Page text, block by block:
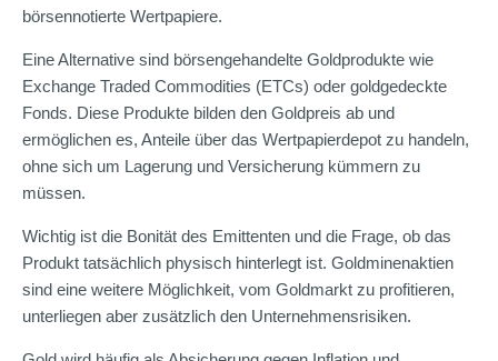
börsennotierte Wertpapiere.
Eine Alternative sind börsengehandelte Goldprodukte wie
Exchange Traded Commodities (ETCs) oder goldgedeckte
Fonds. Diese Produkte bilden den Goldpreis ab und
ermöglichen es, Anteile über das Wertpapierdepot zu handeln,
ohne sich um Lagerung und Versicherung kümmern zu
müssen.
Wichtig ist die Bonität des Emittenten und die Frage, ob das
Produkt tatsächlich physisch hinterlegt ist. Goldminenaktien
sind eine weitere Möglichkeit, vom Goldmarkt zu profitieren,
unterliegen aber zusätzlich den Unternehmensrisiken.